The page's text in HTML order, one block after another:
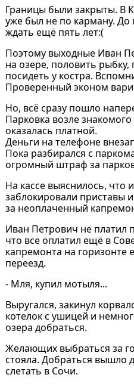
Границы были закрыты. В
уже был не по карману.
ждать ещё пять лет:(
Поэтому выходные Иван
на озере, половить рыбку,
посидеть у костра.
Проверенный эконом
Но, всё сразу пошло
Парковка возле
оказалась платной.
Деньги на телефоне
Пока разбирался с
огромный штраф за
На кассе выяснилось, что
заблокировали приставы
за неоплаченный
Иван Петрович не платил
что все оплатил ещё в
капремонта на горизонте
переезд.
- Мля, купил мотыля...
Выругался, закинул
котелок с ушицей и
озера добраться.
Желающих выбраться за
стояла. Добраться вышло
слетать в Сочи.